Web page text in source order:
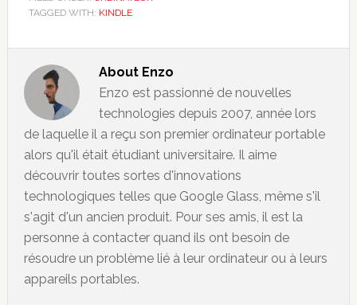
TAGGED WITH: KINDLE
About Enzo
Enzo est passionné de nouvelles
technologies depuis 2007, année lors
de laquelle il a reçu son premier ordinateur portable
alors qu'il était étudiant universitaire. Il aime
découvrir toutes sortes d'innovations
technologiques telles que Google Glass, même s'il
s'agit d'un ancien produit. Pour ses amis, il est la
personne à contacter quand ils ont besoin de
résoudre un problème lié à leur ordinateur ou à leurs
appareils portables.